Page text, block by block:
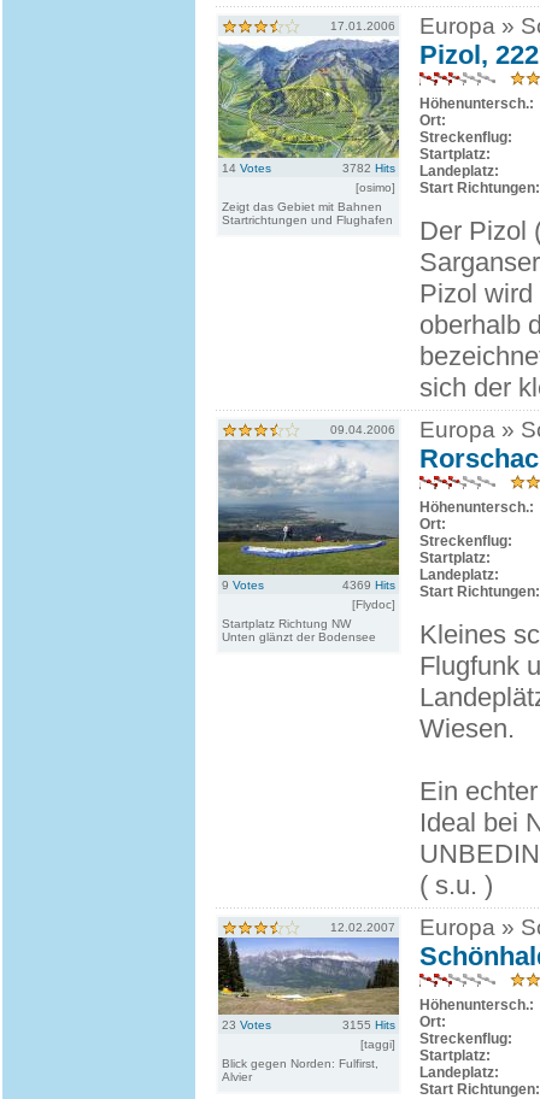
17.01.2006
14 Votes 3782 Hits
[osimo]
Zeigt das Gebiet mit Bahnen
Startrichtungen und Flughafen
Europa »
Pizol,
Höhenuntersch.:
Ort:
Streckenflug:
Startplatz:
Landeplatz:
Start Richtungen:
Der Pizol
Pizol
oberhalb
sich der
09.04.2006
9 Votes 4369 Hits
[Flydoc]
Startplatz Richtung NW
Unten glänzt der Bodensee
Europa »
Höhenuntersch.:
Ort:
Streckenflug:
Startplatz:
Landeplatz:
Start Richtungen:
Kleines
Flugfunk
Wiesen.
Ein
Ideal bei
( s.u. )
12.02.2007
23 Votes 3155 Hits
[taggi]
Blick gegen Norden: Fulfirst,
Alvier
Europa »
Höhenuntersch.:
Ort:
Streckenflug:
Startplatz:
Landeplatz:
Start Richtungen: